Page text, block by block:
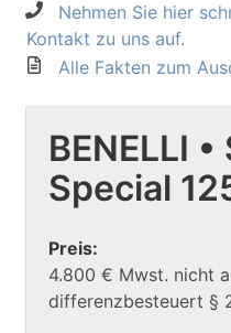
Nehmen Sie hier
Kontakt zu uns auf.
Alle Fakten zum
BENELLI
Special
Preis:
4.800 € Mwst. nicht
differenzbesteuert §